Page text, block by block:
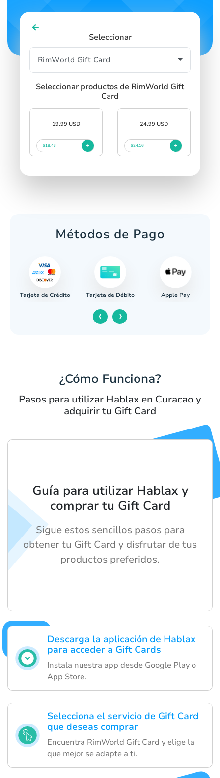
Seleccionar
Seleccionar productos de RimWorld Gift
Card
19.99 USD
$18.43
24.99 USD
$24.16
Métodos de Pago
Tarjeta de Crédito Tarjeta de Débito Apple Pay
‹ ›
¿Cómo Funciona?
Pasos para utilizar Hablax en Curacao y
adquirir tu Gift Card
Descarga la aplicación de Hablax
para acceder a Gift Cards
Instala nuestra app desde Google Play o
App Store.
Selecciona el servicio de Gift Card
que deseas comprar
Encuentra RimWorld Gift Card y elige la
que mejor se adapte a ti.
Guía para utilizar Hablax y
comprar tu Gift Card
Sigue estos sencillos pasos para
obtener tu Gift Card y disfrutar de tus
productos preferidos.